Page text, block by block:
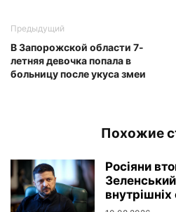
Предыдущий
В Запорожской области 7-
летняя девочка попала в
больницу после укуса змеи
Похожие
Росіяни